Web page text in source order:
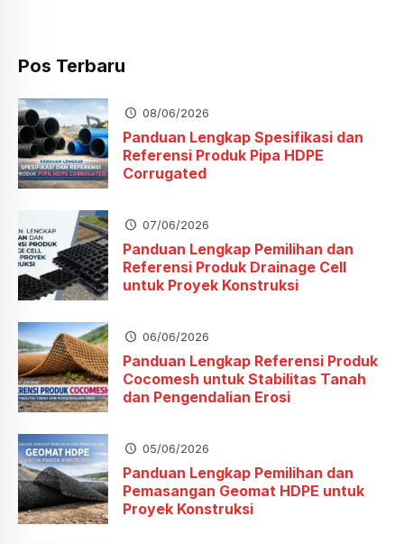
Pos Terbaru
08/06/2026
Panduan Lengkap Spesifikasi dan
Referensi Produk Pipa HDPE
Corrugated
07/06/2026
Panduan Lengkap Pemilihan dan
Referensi Produk Drainage Cell
untuk Proyek Konstruksi
06/06/2026
Panduan Lengkap Referensi Produk
Cocomesh untuk Stabilitas Tanah
dan Pengendalian Erosi
05/06/2026
Panduan Lengkap Pemilihan dan
Pemasangan Geomat HDPE untuk
Proyek Konstruksi